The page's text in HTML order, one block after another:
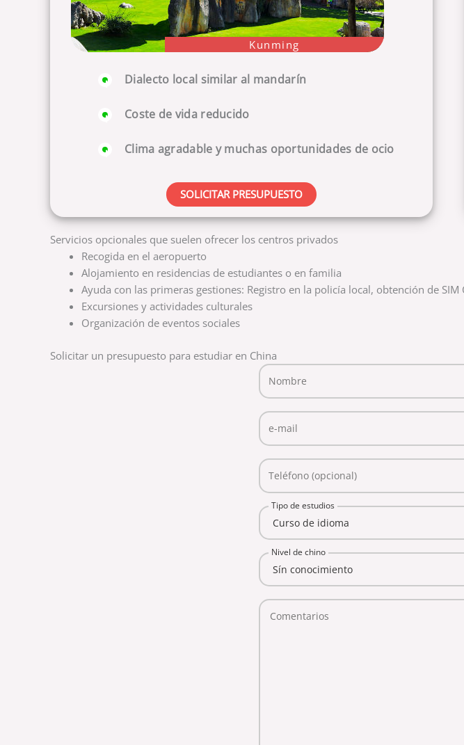
Kunming
Dialecto local similar al mandarín
Coste de vida reducido
Clima agradable y muchas oportunidades de ocio
SOLICITAR PRESUPUESTO
Servicios opcionales que suelen ofrecer los centros privados
Recogida en el aeropuerto
Alojamiento en residencias de estudiantes o en familia
Ayuda con las primeras gestiones: Registro en la policía local, obtención de
Excursiones y actividades culturales
Organización de eventos sociales
Solicitar un presupuesto para estudiar en China
Nombre
e-mail
Teléfono (opcional)
Tipo de estudios
Nivel de chino